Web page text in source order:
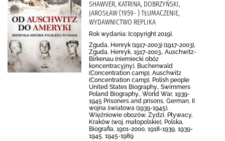
SHAWVER, KATRINA, DOBRZYŃSKI,
JAROSŁAW (1959- ) TŁUMACZENIE,
WYDAWNICTWO REPLIKA
Rok wydania: [copyright 2019].
Zguda, Henryk (1917-2003) (1917-2003),
Zguda, Henryk, 1917-2003., Auschwitz-
Birkenau (niemiecki obóz
koncentracyjny), Buchenwald
(Concentration camp), Auschwitz
(Concentration camp), Polish people
United States Biography., Swimmers
Poland Biography., World War, 1939-
1945 Prisoners and prisons, German, II
wojna światowa (1939-1945),
Więźniowie obozów, Żydzi, Pływacy,
Kraków (woj. małopolskie), Polska,
Biografia, 1901-2000, 1918-1939, 1939-
1945, 1945-1989